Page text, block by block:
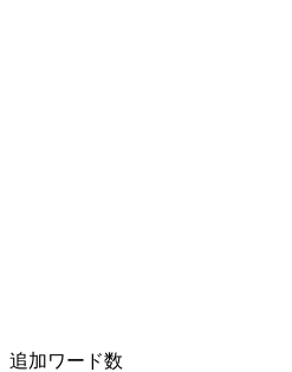
追加ワード数